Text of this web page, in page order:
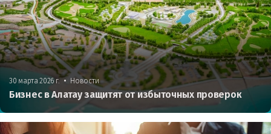
30 марта 2026 г. • Новости
Бизнес в Алатау защитят от избыточных проверок